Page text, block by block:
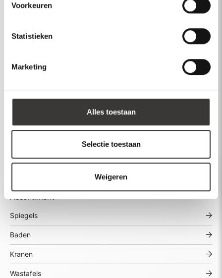
Voorkeuren
Statistieken
Marketing
Alles toestaan
Selectie toestaan
Weigeren
Semi-professional
keukenkraan - Flexibele
Semi-
Assortiment
Spiegels
Baden
Kranen
Wastafels